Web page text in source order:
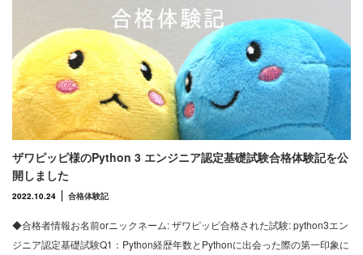
ザワピッピ様のPython 3 エンジニア認定基礎試験合格体験記を公
開しました
2022.10.24 合格体験記
◆合格者情報お名前orニックネーム: ザワピッピ合格された試験: python3エン
ジニア認定基礎試験Q1：Python経歴年数とPythonに出会った際の第一印象に